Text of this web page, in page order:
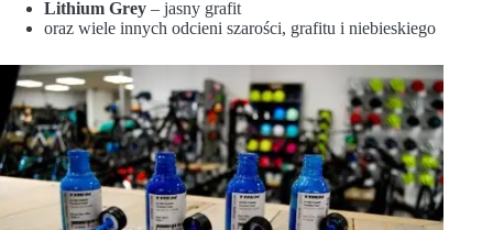
Lithium Grey – jasny grafit
oraz wiele innych odcieni szarości, grafitu i niebieskiego